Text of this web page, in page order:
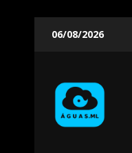
06/08/2026